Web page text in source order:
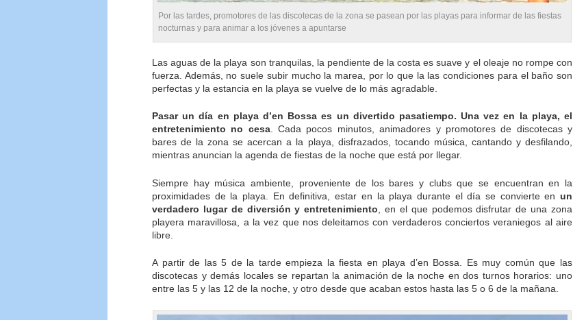
Por las tardes, promotores de las discotecas de la zona se pasean por las playas para informar de las fiestas
nocturnas y para animar a los jóvenes a apuntarse
Las aguas de la playa son tranquilas, la pendiente de la costa es suave y el oleaje no rompe con
fuerza. Además, no suele subir mucho la marea, por lo que la las condiciones para el baño son
perfectas y la estancia en la playa se vuelve de lo más agradable.
Pasar un día en playa d’en Bossa es un divertido pasatiempo. Una vez en la playa, el
entretenimiento no cesa. Cada pocos minutos, animadores y promotores de discotecas y
bares de la zona se acercan a la playa, disfrazados, tocando música, cantando y desfilando,
mientras anuncian la agenda de fiestas de la noche que está por llegar.
Siempre hay música ambiente, proveniente de los bares y clubs que se encuentran en la
proximidades de la playa. En definitiva, estar en la playa durante el día se convierte en un
verdadero lugar de diversión y entretenimiento , en el que podemos disfrutar de una zona
playera maravillosa, a la vez que nos deleitamos con verdaderos conciertos veraniegos al aire
libre.
A partir de las 5 de la tarde empieza la fiesta en playa d’en Bossa. Es muy común que las
discotecas y demás locales se repartan la animación de la noche en dos turnos horarios: uno
entre las 5 y las 12 de la noche, y otro desde que acaban estos hasta las 5 o 6 de la mañana.